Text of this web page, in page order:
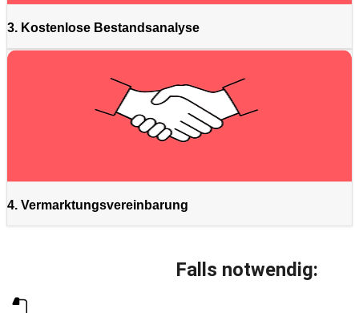
3. Kostenlose Bestandsanalyse
4. Vermarktungsvereinbarung
Falls notwendig: